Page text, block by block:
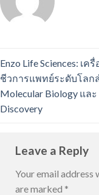
Enzo Life Sciences: เค
ชีวการแพทย์ระดับโลก
Molecular Biology และ
Discovery
Leave a Reply
Your email address
are marked *